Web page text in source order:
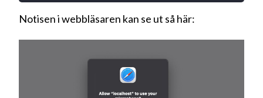
Notisen i webbläsaren kan se ut så här: